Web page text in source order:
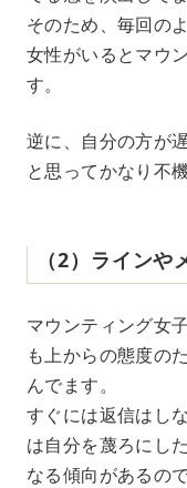
そのため、毎回の
女性がいるとマウ
す。
逆に、自分の方が
と思ってかなり不
（2）ライン
マウンティング女
も上からの態度の
んでます。
すぐには返信はし
は自分を蔑ろにし
なる傾向があるの